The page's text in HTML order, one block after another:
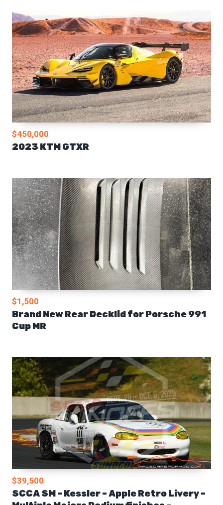
$450,000
2023 KTM GTXR
$1,500
Brand New Rear Decklid for Porsche 991
Cup MR
$39,500
SCCA SM – Kessler – Apple Retro Livery –